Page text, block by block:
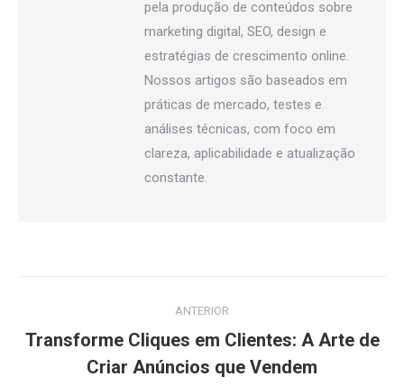
pela produção de conteúdos sobre
marketing digital, SEO, design e
estratégias de crescimento online.
Nossos artigos são baseados em
práticas de mercado, testes e
análises técnicas, com foco em
clareza, aplicabilidade e atualização
constante.
de
ANTERIOR
Post
anterior:
Transforme Cliques em Clientes: A Arte de
Criar Anúncios que Vendem